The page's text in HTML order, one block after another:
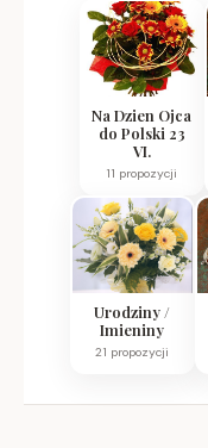
Na Dzien Ojca
do Polski 23
VI.
11 propozycji
Urodziny /
Imieniny
21 propozycji